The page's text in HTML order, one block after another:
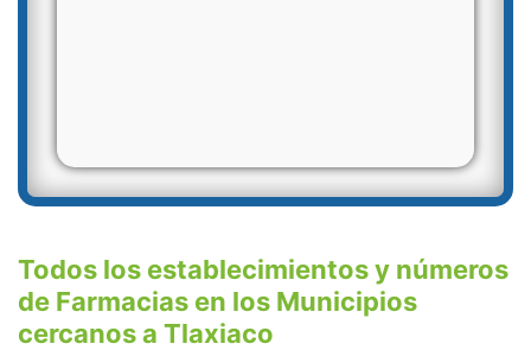
Todos los establecimientos y números
de Farmacias en los Municipios
cercanos a Tlaxiaco